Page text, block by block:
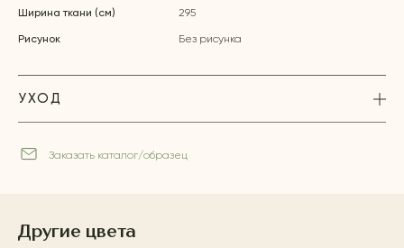
Ширина ткани (см) 295
Рисунок Без рисунка
УХОД
Заказать каталог/образец
Другие цвета